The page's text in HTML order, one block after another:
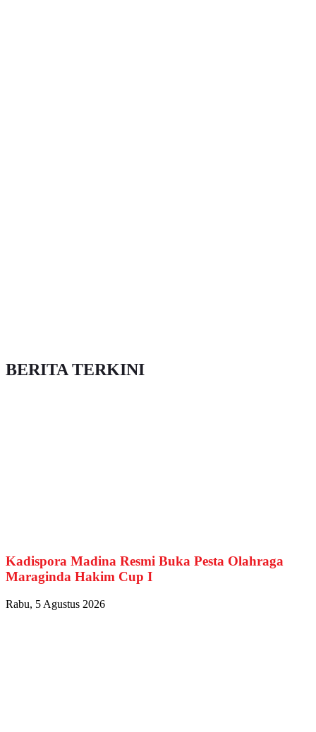
BERITA TERKINI
Kadispora Madina Resmi Buka Pesta Olahraga
Maraginda Hakim Cup I
Rabu, 5 Agustus 2026